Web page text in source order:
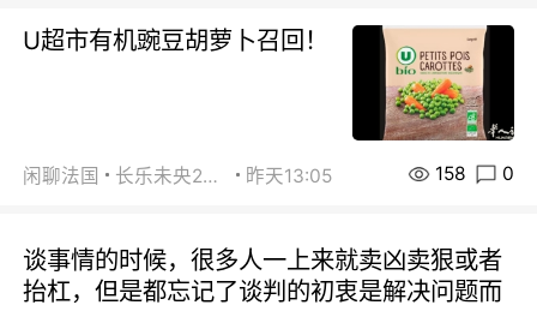
U超市有机豌豆胡萝卜召回！
闲聊法国 长乐未央2015 昨天13:05 158 0
谈事情的时候，很多人一上来就卖凶卖狠或者
抬杠，但是都忘记了谈判的初衷是解决问题而